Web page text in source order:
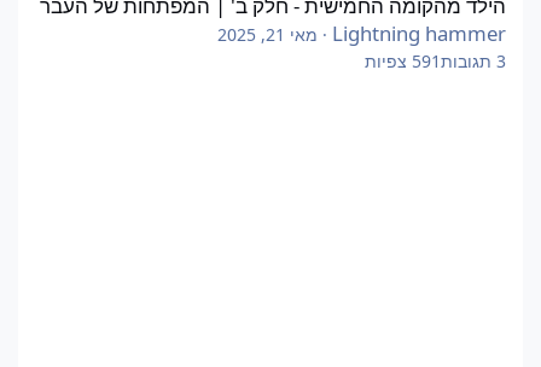
Lightning hammer
· מאי 21, 2025
3 תגובות591 צפיות